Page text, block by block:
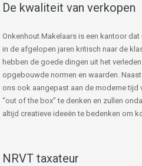
De kwaliteit van verkopen
Onkenhout Makelaars is een kantoor
in de afgelopen jaren kritisch naar de
hebben de goede dingen uit het
opgebouwde normen en waarden.
ons ook aangepast aan de moderne tijd
“out of the box” te denken en zullen
altijd creatieve ideeën te bedenken om
NRVT taxateur